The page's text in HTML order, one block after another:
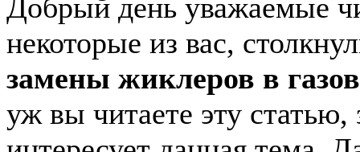
Добрый день уважаемые
некоторые из вас,
замены жиклеров в
уж вы читаете эту статью,